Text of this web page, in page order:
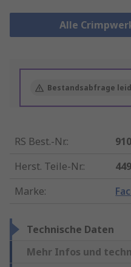
Alle
Bestandsabfrage
RS Best.-Nr.:
Herst. Teile-Nr.:
Marke:
Technische Daten
Mehr Infos und